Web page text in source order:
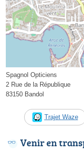
Spagnol Opticiens
2 Rue de la République
83150 Bandol
Trajet Waze
Venir en